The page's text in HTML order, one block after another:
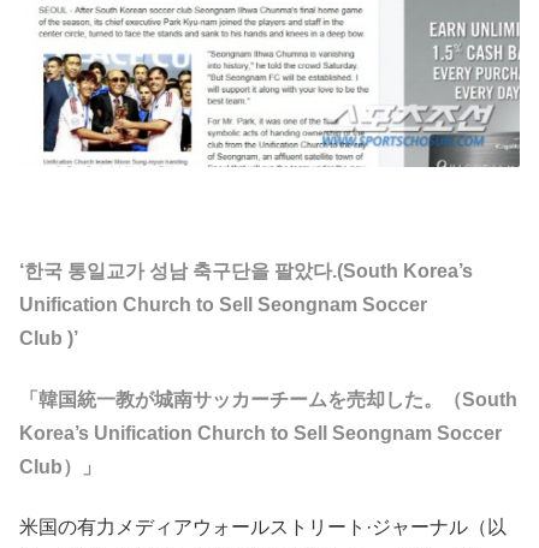
‘한국 통일교가 성남 축구단을 팔았다.(South Korea’s
Unification Church to Sell Seongnam Soccer
Club )’
「韓国統一教が城南サッカーチームを売却した。（South
Korea’s Unification Church to Sell Seongnam Soccer
Club）」
米国の有力メディアウォールストリート·ジャーナル（以